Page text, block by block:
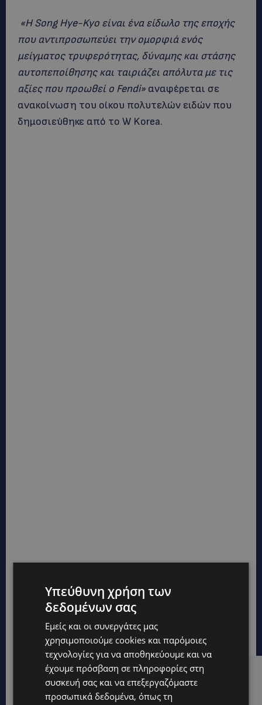
«H Song Hye-Kyo είναι ένα είδωλο της εποχής
που αντιπροσωπεύει την ομορφιά ενός
μείγματος τρυφερότητας, δύναμης και στάσης
αυτοπεποίθησης και ταιριάζει απόλυτα με τις
αξίες που προωθεί ο Fendi» αναφέρεται σε
ανακοίνωση του οίκου πολυτελών ειδών που
δημοσιεύθηκε από το W Korea.
Hot this week
UPDATES
Υπεύθυνη χρήση των
δεδομένων σας
Εμείς και οι συνεργάτες μας
χρησιμοποιούμε cookies και παρόμοιες
τεχνολογίες για να αποθηκεύουμε και να
έχουμε πρόσβαση σε πληροφορίες στη
συσκευή σας και να επεξεργαζόμαστε
προσωπικά δεδομένα, όπως τη